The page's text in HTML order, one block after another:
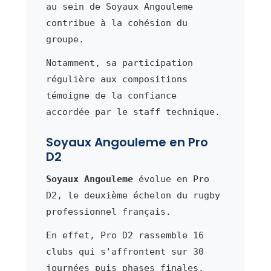
au sein de Soyaux Angouleme
contribue à la cohésion du
groupe.
Notamment, sa participation
régulière aux compositions
témoigne de la confiance
accordée par le staff technique.
Soyaux Angouleme en Pro
D2
Soyaux Angoulemeévolue en Pro
D2, le deuxième échelon du rugby
professionnel français.
En effet, Pro D2 rassemble 16
clubs qui s'affrontent sur 30
journées puis phases finales.